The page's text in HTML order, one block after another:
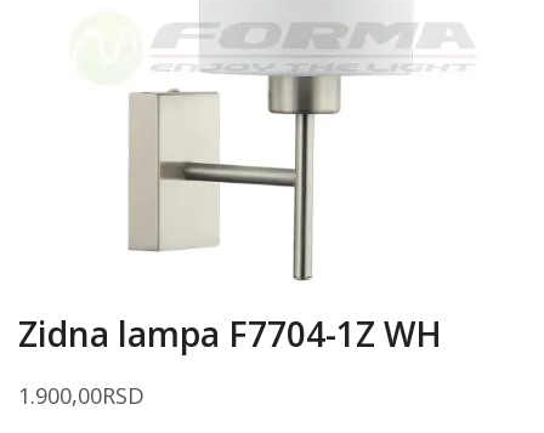
Zidna lampa F7704-1Z WH
1.900,00RSD